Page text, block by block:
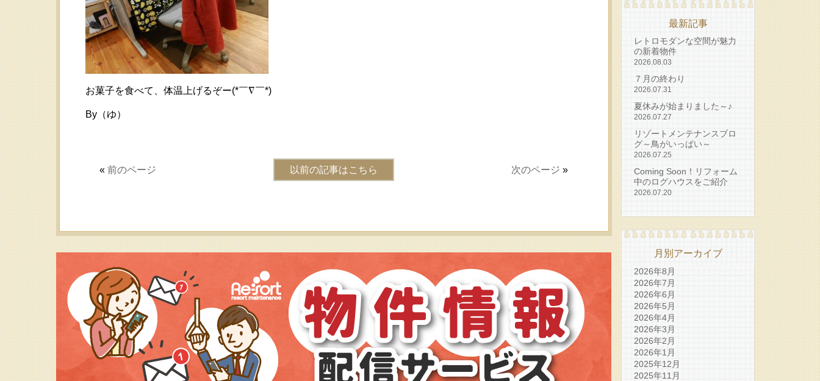
お菓子を食べて、体温上げるぞー(*￣∇￣*)
By（ゆ）
«前のページ 次のページ »
以前の記事はこちら
最新記事
レトロモダンな空間が魅力
の新着物件
2026.08.03
７月の終わり
2026.07.31
夏休みが始まりました～♪
2026.07.27
リゾートメンテナンスブロ
グ～鳥がいっぱい～
2026.07.25
Coming Soon！リフォーム
中のログハウスをご紹介
2026.07.20
月別アーカイブ
2026年8月
2026年7月
2026年6月
2026年5月
2026年4月
2026年3月
2026年2月
2026年1月
2025年12月
2025年11月